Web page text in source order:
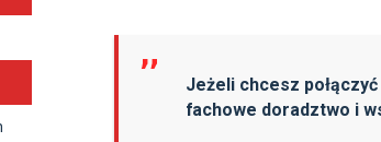
Jeżeli chcesz
fachowe doradztwo i